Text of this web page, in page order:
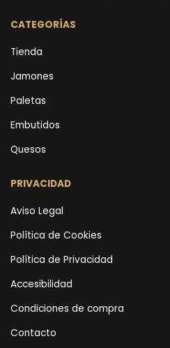
CATEGORÍAS
Tienda
Jamones
Paletas
Embutidos
Quesos
PRIVACIDAD
Aviso Legal
Política de Cookies
Política de Privacidad
Accesibilidad
Condiciones de compra
Contacto